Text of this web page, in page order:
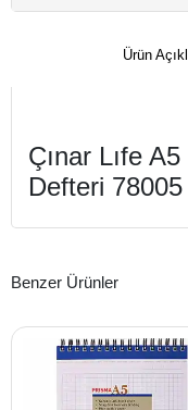
Ürün
Çınar Lıfe
Defteri 78005
Benzer Ürünler